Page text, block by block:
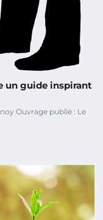
un guide inspirant
Ouvrage publié : Le